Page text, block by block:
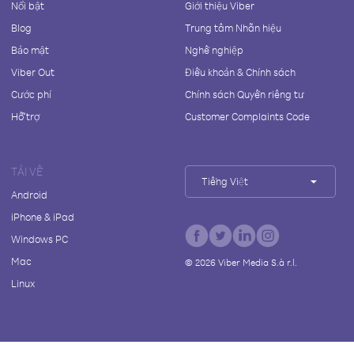
Nổi bật
Blog
Bảo mật
Viber Out
Cước phí
Hỗ trợ
Giới thiệu Viber
Trung tâm Nhãn hiệu
Nghề nghiệp
Điều khoản & Chính sách
Chính sách Quyền riêng tư
Customer Complaints Code
TẢI VỀ
Android
iPhone & iPad
Windows PC
Mac
Linux
Tiếng Việt
© 2026Viber Media S.à r.l.